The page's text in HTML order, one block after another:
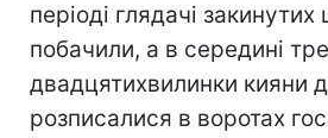
періоді глядачі
побачили, а в середині
двадцятихвилинки кияни
розписалися в воротах